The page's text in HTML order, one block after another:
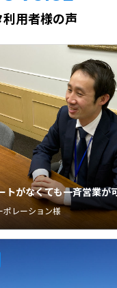
用者様の声
トがなくても一斉営業が
ポレーション様